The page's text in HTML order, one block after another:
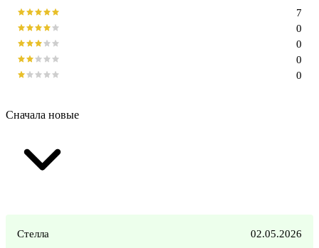
0
0
0
0
7
Сначала новые
Стелла 02.05.2026